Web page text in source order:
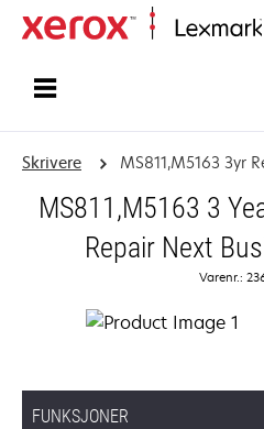
Skrivere MS811,M5163 3yr
MS811,M5163 3
Repair Next
Varenr.:
FUNKSJONER